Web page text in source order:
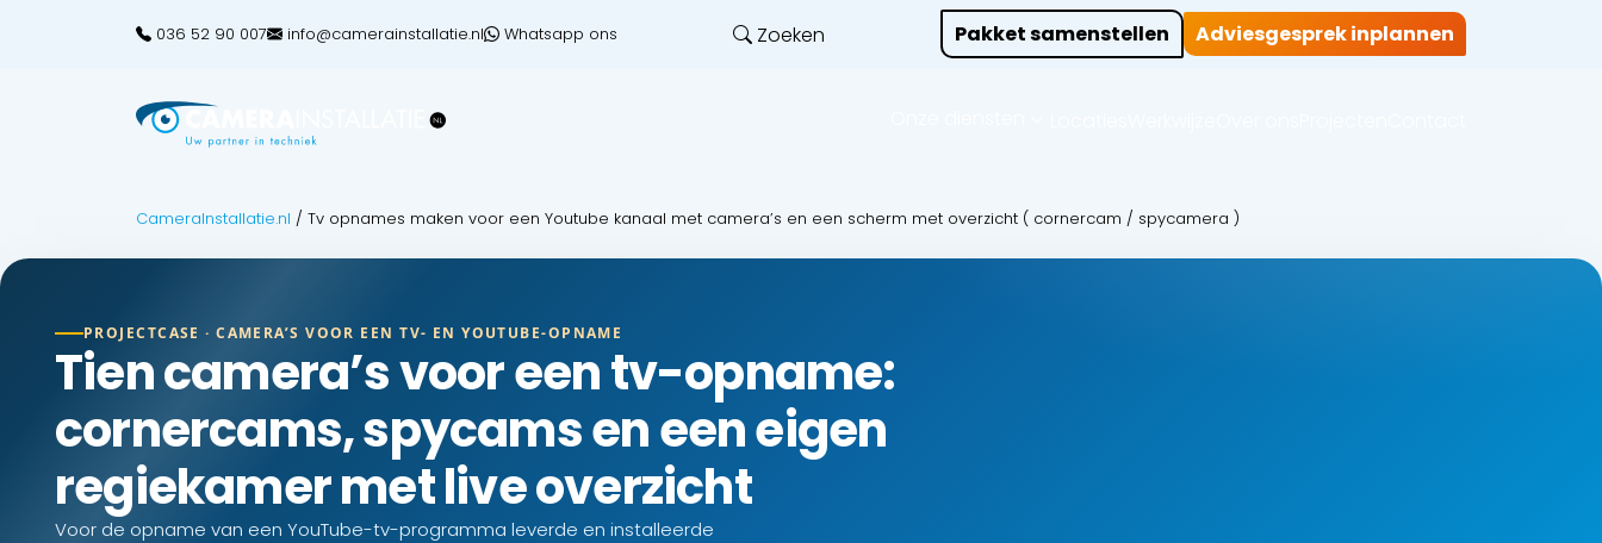
036 52 90 007 info@camerainstallatie.nl Whatsapp ons Zoeken Pakket samenstellen Adviesgesprek inplannen
CameraInstallatie.nl / Tv opnames maken voor een Youtube kanaal met camera’s en een scherm met overzicht ( cornercam / spycamera )
PROJECTCASE · CAMERA’S VOOR EEN TV- EN YOUTUBE-OPNAME
Tien camera’s voor een tv-opname:
cornercams, spycams en een eigen
regiekamer met live overzicht
Voor de opname van een YouTube-tv-programma leverde en installeerde